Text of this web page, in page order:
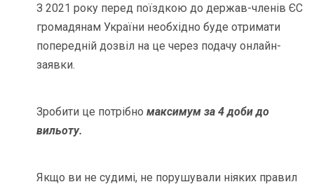
З 2021 року перед поїздкою до держав-членів ЄС
громадянам України необхідно буде отримати
попередній дозвіл на це через подачу онлайн-
заявки.
Зробити це потрібномаксимум за 4 доби до
вильоту.
Якщо ви не судимі, не порушували ніяких правил